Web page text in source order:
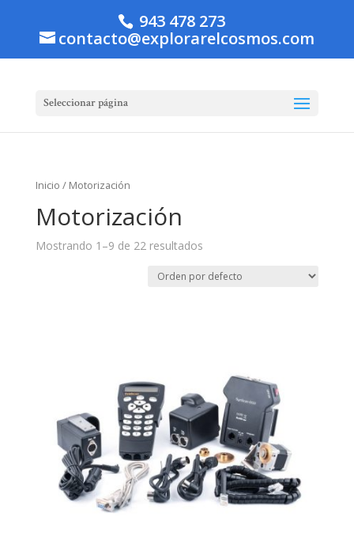
943 478 273
contacto@explorarelcosmos.com
Seleccionar página
Inicio / Motorización
Motorización
Mostrando 1–9 de 22 resultados